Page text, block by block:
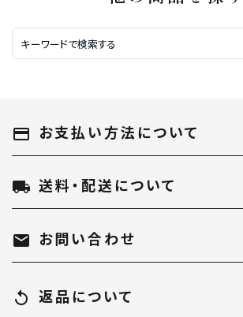
payment お支払い方法について
local_shipping 送料・配送について
mail お問い合わせ
replay 返品について